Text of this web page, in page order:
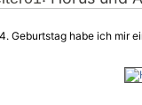
Geburtstag habe ich mir